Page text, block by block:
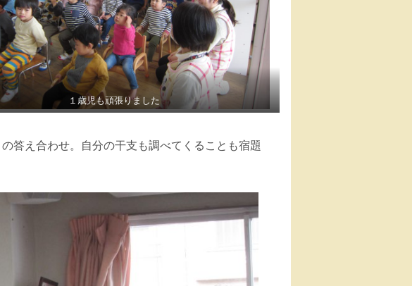
１歳児も頑張りました
答え合わせ。自分の干支も調べてくることも宿題